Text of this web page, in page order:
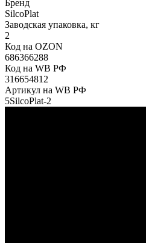
Бренд
SilcoPlat
Заводская упаковка, кг
2
Код на OZON
686366288
Код на WB РФ
316654812
Артикул на WB РФ
5SilcoPlat-2